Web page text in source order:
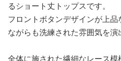
るショート丈トップスです。
フロントボタンデザインが上
ながらも洗練された雰囲気を演
全体に施された繊細なレース